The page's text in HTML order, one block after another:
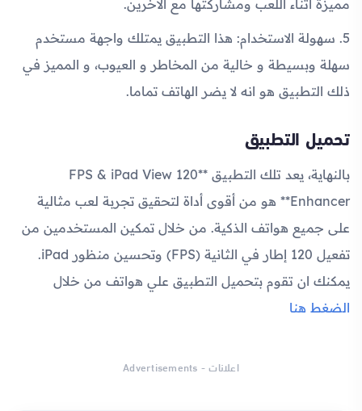
مميزة أثناء اللعب ومشاركتها مع الآخرين.
5. سهولة الاستخدام: هذا التطبيق يمتلك واجهة مستخدم
سهلة وبسيطة و خالية من المخاطر و العيوب، و المميز في
ذلك التطبيق هو انه لا يضر الهاتف تماما.
تحميل التطبيق
بالنهاية، يعد تلك التطبيق **120 FPS & iPad View
Enhancer** هو من أقوى أداة لتحقيق تجربة لعب مثالية
على جميع هواتف الذكية. من خلال تمكين المستخدمين من
تفعيل 120 إطار في الثانية (FPS) وتحسين منظور iPad.
يمكنك ان تقوم بتحميل التطبيق علي هواتف من خلال
الضغط هنا
اعلانات - Advertisements